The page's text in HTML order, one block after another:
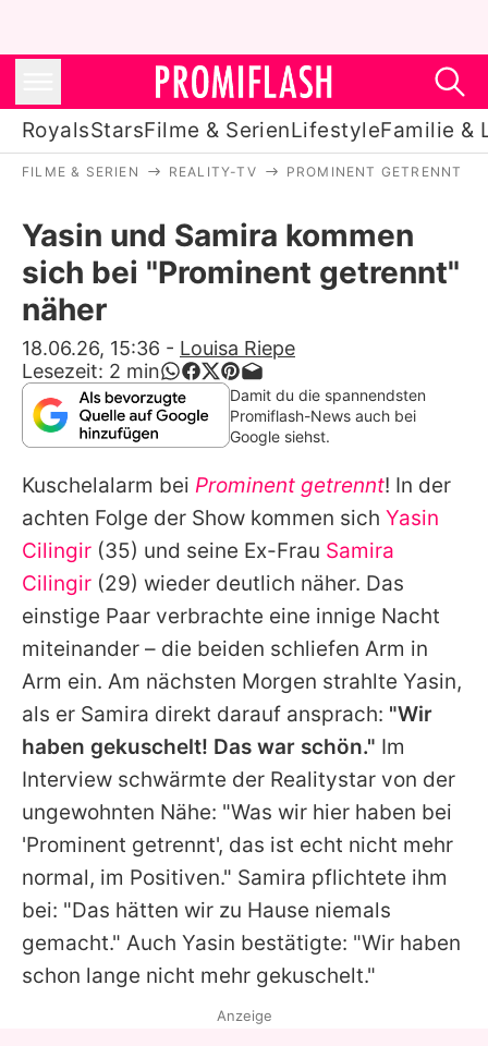
RoyalsStarsFilme & SerienLifestyleFamilie &
Stars
Filme & Serien
Lifestyle
Familie & Liebe
Promiflash Exklusiv
Alle Themen auf Promiflash
Jobs
App runterladen
Team
Redaktionelle Richtlinien
Impressum
Datenschutzerklärung
Utiq verwalten
FILME & SERIEN REALITY-TV PROMINENT GETRENNT
Yasin und Samira kommen
sich bei "Prominent getrennt"
näher
18.06.26, 15:36 - Louisa Riepe
Lesezeit: 2 min
Damit du die spannendsten
Promiflash-News auch bei
Google siehst.
Kuschelalarm bei Prominent getrennt! In der
achten Folge der Show kommen sich Yasin
Cilingir (35) und seine Ex-Frau Samira
Cilingir (29) wieder deutlich näher. Das
einstige Paar verbrachte eine innige Nacht
miteinander – die beiden schliefen Arm in
Arm ein. Am nächsten Morgen strahlte Yasin,
als er Samira direkt darauf ansprach: "Wir
haben gekuschelt! Das war schön." Im
Interview schwärmte der Realitystar von der
ungewohnten Nähe: "Was wir hier haben bei
'Prominent getrennt', das ist echt nicht mehr
normal, im Positiven." Samira pflichtete ihm
bei: "Das hätten wir zu Hause niemals
gemacht." Auch Yasin bestätigte: "Wir haben
schon lange nicht mehr gekuschelt."
Anzeige